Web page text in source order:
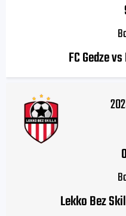
FC Gedze
0
Lekko Bez